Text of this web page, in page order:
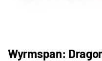
Wyrmspan: